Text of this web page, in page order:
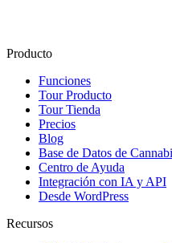
Producto
Funciones
Tour Producto
Tour Tienda
Precios
Blog
Base de Datos de
Centro de Ayuda
Integración con IA y API
Desde WordPress
Recursos